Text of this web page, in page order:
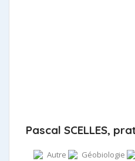
Pascal SCELLES,
Autre Géobiologie